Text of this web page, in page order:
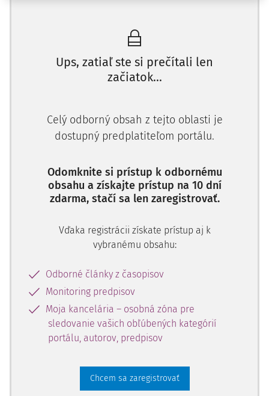
.“ (s. 9)
Nasleduje text doktora Eduarda Báránya o politickej
Doktor text uvie­dol poukazom na
Ups, zatiaľ ste si prečítali len
začiatok...
Celý odborný obsah z tejto oblasti je
dostupný predplatiteľom portálu.
Odomknite si prístup k odbornému
obsahu a získajte prístup na 10 dní
zdarma, stačí sa len zaregistrovať.
Vďaka registrácii získate prístup aj k
vybranému obsahu:
Odborné články z časopisov
Monitoring predpisov
Moja kancelária – osobná zóna pre
sledovanie vašich obľúbených kategórií
portálu, autorov, predpisov
Chcem sa zaregistrovať